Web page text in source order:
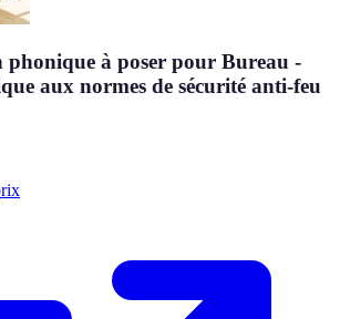
phonique à poser pour Bureau -
aux normes de sécurité anti-feu